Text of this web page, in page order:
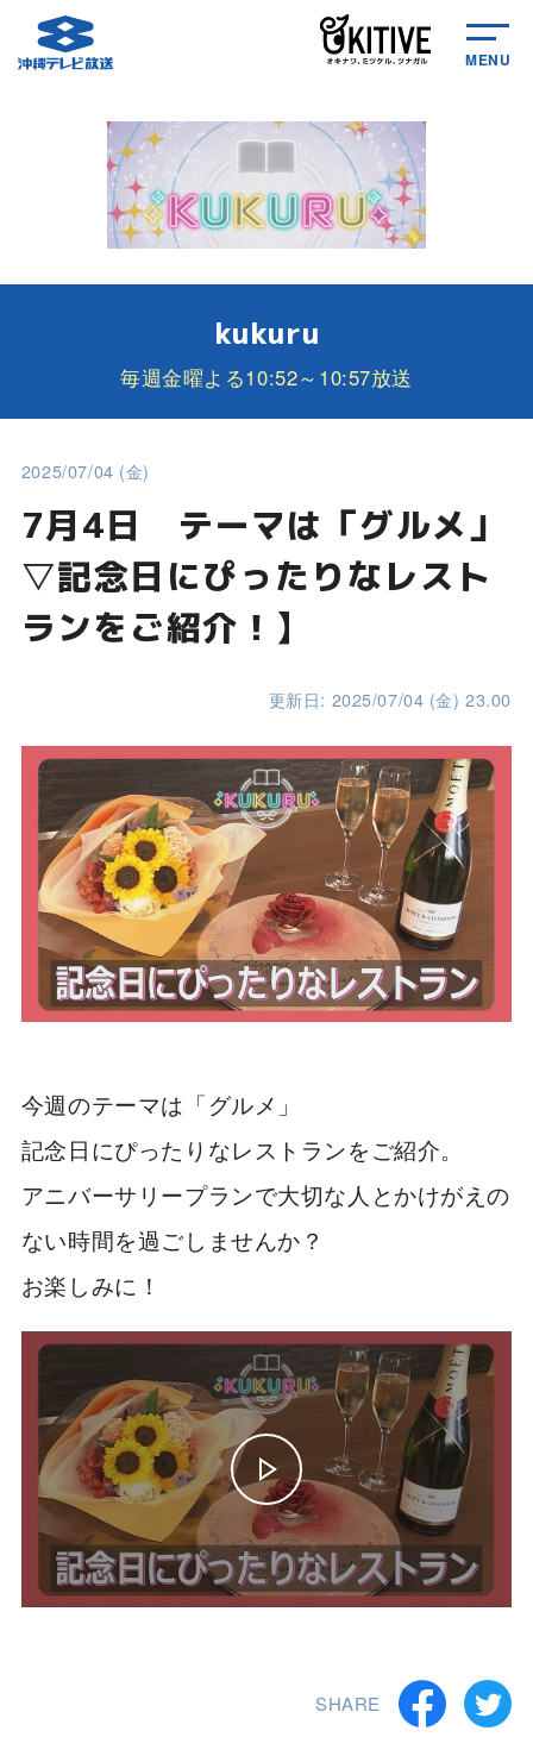
MENU
kukuru
毎週金曜よる10:52～10:57放送
2025/07/04 (金)
7月4日 テーマは「グルメ」
▽記念日にぴったりなレスト
ランをご紹介！】
更新日: 2025/07/04 (金) 23.00
今週のテーマは「グルメ」
記念日にぴったりなレストランをご紹介。
アニバーサリープランで大切な人とかけがえの
ない時間を過ごしませんか？
お楽しみに！
SHARE